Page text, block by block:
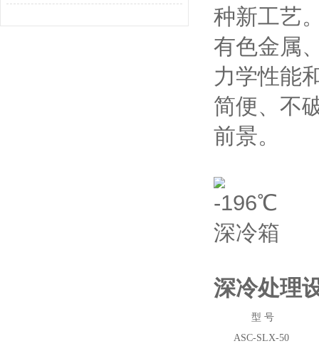
种新工艺
有色金属
力学性能
简便、不
前景。
深冷处理
型 号
ASC-SLX-50